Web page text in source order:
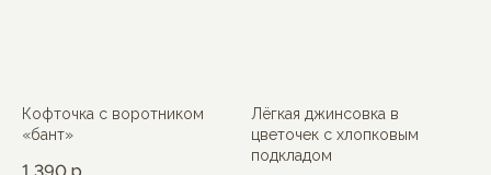
Кофточка с воротником
«бант»
Лёгкая джинсовка в
цветочек с хлопковым
подкладом